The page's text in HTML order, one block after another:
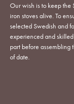
Our wish is to keep the
iron stoves alive. To
selected Swedish and
experienced and
part before assembling
of date.